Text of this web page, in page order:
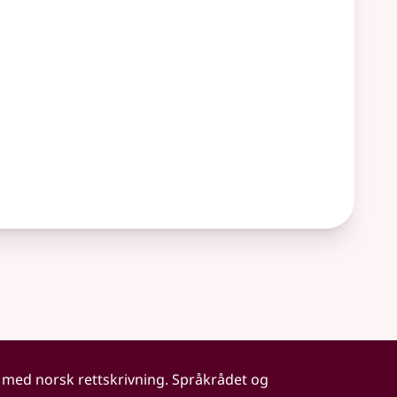
norsk rettskrivning. Språkrådet og